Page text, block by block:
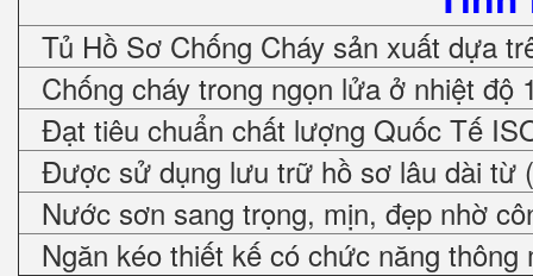
Tủ Hồ Sơ Chống Cháy sản xuất dựa
Chống cháy trong ngọn lửa ở nhiệt độ
Đạt tiêu chuẩn chất lượng Quốc Tế
Được sử dụng lưu trữ hồ sơ lâu dài từ
Nước sơn sang trọng, mịn, đẹp nhờ
Ngăn kéo thiết kế có chức năng